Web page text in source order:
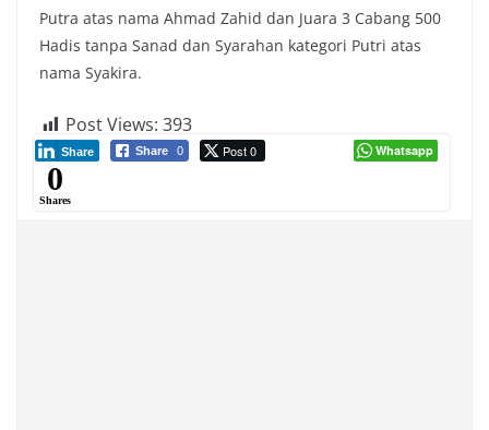
Putra atas nama Ahmad Zahid dan Juara 3 Cabang 500
Hadis tanpa Sanad dan Syarahan kategori Putri atas
nama Syakira.
Post Views: 393
Share 0 Post 0
Share Whatsapp
0
Shares